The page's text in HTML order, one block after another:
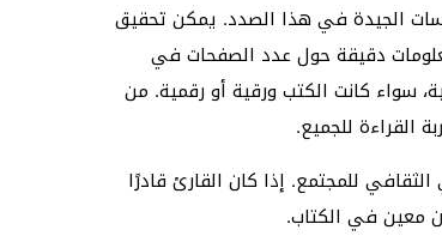
الجيدة في هذا الصدد. يمكن تحقيق
دقيقة حول عدد الصفحات في
سواء كانت الكتب ورقية أو رقمية. من
القراءة للجميع.
للمجتمع. إذا كان القارئ قادرًا
معين في الكتاب.